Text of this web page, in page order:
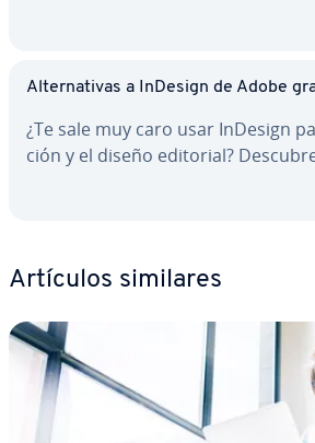
Al­te­r­na­ti­vas a InDesign de Adobe
¿Te sale muy caro usar InDesign
ción y el diseño editorial?
Artículos similares